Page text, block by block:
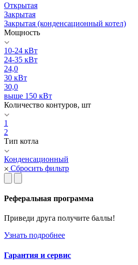
Открытая
Закрытая
Закрытая (конденсационный котел)
Мощность
10-24 кВт
24-35 кВт
24,0
30 кВт
30,0
выше 150 кВт
Количество контуров, шт
1
2
Тип котла
Конденсационный
Сбросить фильтр
Реферальная программа
Приведи друга получите баллы!
Узнать подробнее
Гарантия и сервис